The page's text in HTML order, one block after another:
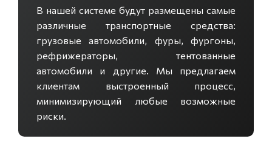
В нашей системе будут размещены самые
различные транспортные средства:
грузовые автомобили, фуры, фургоны,
рефрижераторы, тентованные
автомобили и другие. Мы предлагаем
клиентам выстроенный процесс,
минимизирующий любые возможные
риски.